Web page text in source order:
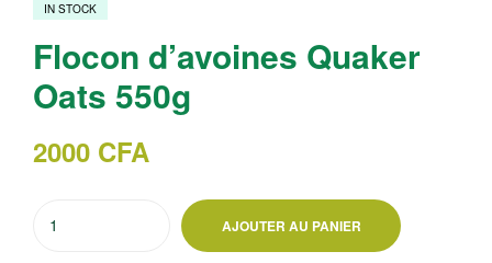
IN STOCK
Flocon d’avoines Quaker
Oats 550g
2000 CFA
AJOUTER AU PANIER